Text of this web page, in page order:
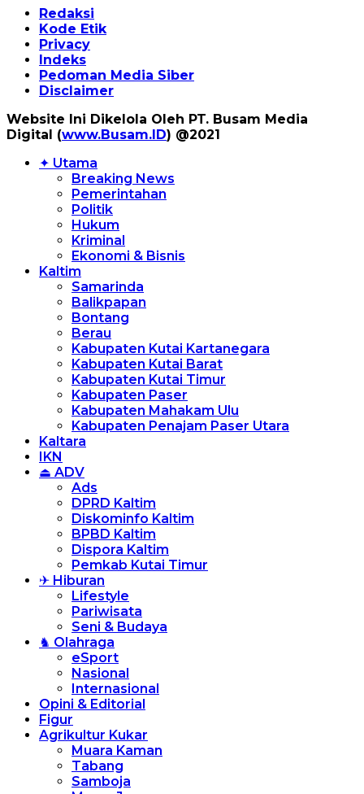
Redaksi
Kode Etik
Privacy
Indeks
Pedoman Media Siber
Disclaimer
Website Ini Dikelola Oleh PT. Busam Media
Digital (www.Busam.ID) @2021
✦ Utama
Breaking News
Pemerintahan
Politik
Hukum
Kriminal
Ekonomi & Bisnis
Kaltim
Samarinda
Balikpapan
Bontang
Berau
Kabupaten Kutai Kartanegara
Kabupaten Kutai Barat
Kabupaten Kutai Timur
Kabupaten Paser
Kabupaten Mahakam Ulu
Kabupaten Penajam Paser Utara
Kaltara
IKN
⏏ ADV
Ads
DPRD Kaltim
Diskominfo Kaltim
BPBD Kaltim
Dispora Kaltim
Pemkab Kutai Timur
✈ Hiburan
Lifestyle
Pariwisata
Seni & Budaya
♞ Olahraga
eSport
Nasional
Internasional
Opini & Editorial
Figur
Agrikultur Kukar
Muara Kaman
Tabang
Samboja